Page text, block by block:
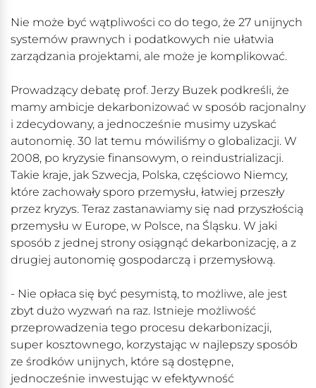
Nie może być wątpliwości co do tego, że 27 unijnych
systemów prawnych i podatkowych nie ułatwia
zarządzania projektami, ale może je komplikować.
Prowadzący debatę prof. Jerzy Buzek podkreśli, że
mamy ambicje dekarbonizować w sposób racjonalny
i zdecydowany, a jednocześnie musimy uzyskać
autonomię. 30 lat temu mówiliśmy o globalizacji. W
2008, po kryzysie finansowym, o reindustrializacji.
Takie kraje, jak Szwecja, Polska, częściowo Niemcy,
które zachowały sporo przemysłu, łatwiej przeszły
przez kryzys. Teraz zastanawiamy się nad przyszłością
przemysłu w Europe, w Polsce, na Śląsku. W jaki
sposób z jednej strony osiągnąć dekarbonizację, a z
drugiej autonomię gospodarczą i przemysłową.
- Nie opłaca się być pesymistą, to możliwe, ale jest
zbyt dużo wyzwań na raz. Istnieje możliwość
przeprowadzenia tego procesu dekarbonizacji,
super kosztownego, korzystając w najlepszy sposób
ze środków unijnych, które są dostępne,
jednocześnie inwestując w efektywność